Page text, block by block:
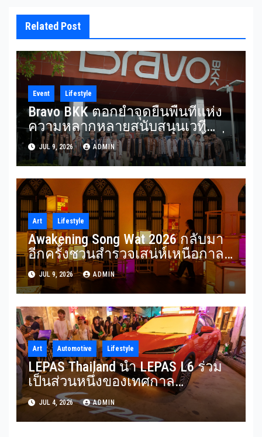
Related Post
Event Lifestyle
Bravo BKK ตอกย้ำจุดยืนพื้นที่แห่ง
ความหลากหลายสนับสนุนเวที
Mister Gay Thailand 2026 เปิดพื้นที่
ส่งต่อแรงบันดาลใจและความเท่า
เทียมสู่สังคม
JUL 9, 2026 ADMIN
Art Lifestyle
Awakening Song Wat 2026 กลับมา
อีกครั้งชวนสำรวจเสน่ห์เหนือกาล
เวลาของ ‘ทรงวาด’ ผ่านศิลปะแสง
ไฟ ในธีม “SON(G)EVITY” 3-12
กรกฎาคม 2569
JUL 9, 2026 ADMIN
Art Automotive Lifestyle
LEPAS Thailand นำ LEPAS L6 ร่วม
เป็นส่วนหนึ่งของเทศกาล
Awakening Song Wat 2026 สะท้อน
การผสานนวัตกรรม ความยั่งยืน
และไลฟ์สไตล์พรีเมียมเข้าด้วยกัน
JUL 4, 2026 ADMIN